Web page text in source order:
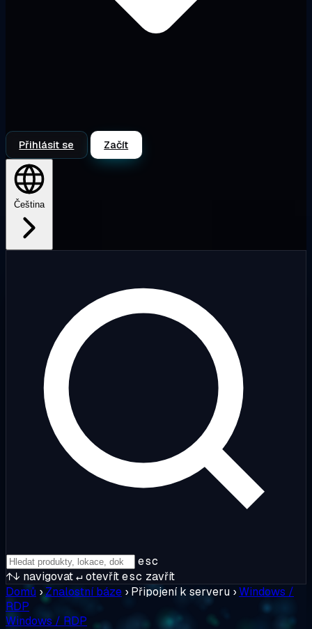
Přihlásit se Začít
Čeština
esc
↑↓ navigovat↵otevřítesc zavřít
Domů ›Znalostní báze › Připojení k serveru ›Windows /
RDP
Windows / RDP